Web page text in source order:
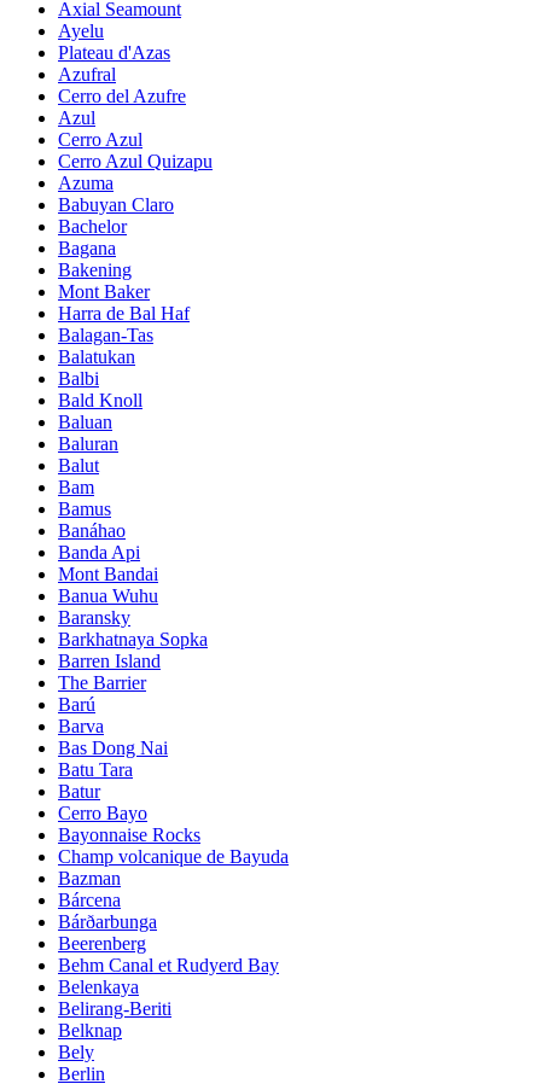
Axial Seamount
Ayelu
Plateau d'Azas
Azufral
Cerro del Azufre
Azul
Cerro Azul
Cerro Azul Quizapu
Azuma
Babuyan Claro
Bachelor
Bagana
Bakening
Mont Baker
Harra de Bal Haf
Balagan-Tas
Balatukan
Balbi
Bald Knoll
Baluan
Baluran
Balut
Bam
Bamus
Banáhao
Banda Api
Mont Bandai
Banua Wuhu
Baransky
Barkhatnaya Sopka
Barren Island
The Barrier
Barú
Barva
Bas Dong Nai
Batu Tara
Batur
Cerro Bayo
Bayonnaise Rocks
Champ volcanique de Bayuda
Bazman
Bárcena
Bárðarbunga
Beerenberg
Behm Canal et Rudyerd Bay
Belenkaya
Belirang-Beriti
Belknap
Bely
Berlin